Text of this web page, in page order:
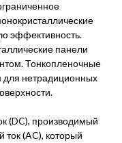
эффективность.
панели
Тонкопленочные
нетрадиционных
(DC), производимый
(AC), который